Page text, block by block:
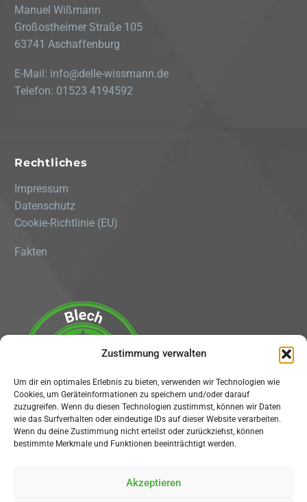
Zustimmung verwalten
Um dir ein optimales Erlebnis zu bieten, verwenden wir Technologien wie
Cookies, um Geräteinformationen zu speichern und/oder darauf
zuzugreifen. Wenn du diesen Technologien zustimmst, können wir Daten
wie das Surfverhalten oder eindeutige IDs auf dieser Website verarbeiten.
Wenn du deine Zustimmung nicht erteilst oder zurückziehst, können
bestimmte Merkmale und Funktionen beeinträchtigt werden.
Akzeptieren
Manuel Wißmann
Großostheimer Straße 105
63741 Aschaffenburg
E-Mail: info@delle-wissmann.de
Telefon: 01523 4194592
Rechtliches
Impressum
Datenschutz
Cookie-Richtlinie (EU)
Fakten